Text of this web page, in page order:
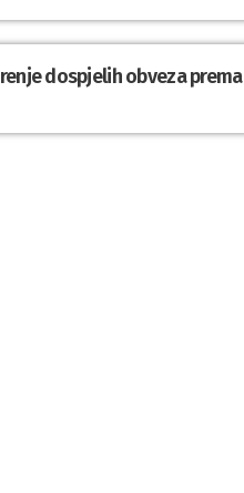
dospjelih obveza prema